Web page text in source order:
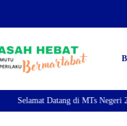
Selamat Datang di MTs Negeri 2